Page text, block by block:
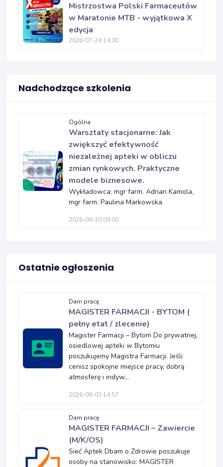
Mistrzostwa Polski Farmaceutów
w Maratonie MTB - wyjątkowa X
edycja
2026-07-24 14:30
Nadchodzące szkolenia
Ogólna
Warsztaty stacjonarne: Jak
zwiększyć efektywność
niezależnej apteki w obliczu
zmian rynkowych. Praktyczne
modele biznesowe.
Wykładowca: mgr farm. Adrian Kamola,
mgr farm. Paulina Markowska
2026-09-10 09:00
Ostatnie ogłoszenia
Dam pracę
MAGISTER FARMACJI - BYTOM (
pełny etat / zlecenie)
Magister Farmacji – Bytom Do prywatnej,
osiedlowej apteki w Bytomiu
poszukujemy Magistra Farmacji. Jeśli
cenisz spokojne miejsce pracy, dobrą
atmosferę i indyw...
2026-08-03 14:57
Dam pracę
MAGISTER FARMACJI – Zawiercie
(M/K/OS)
Sieć Aptek Dbam o Zdrowie poszukuje
osoby na stanowisko: MAGISTER